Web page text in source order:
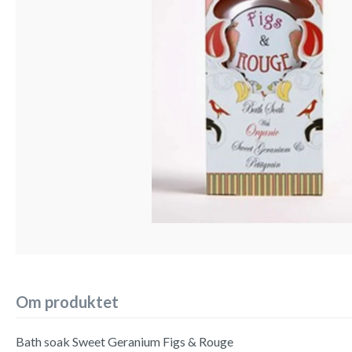
Om produktet
Bath soak Sweet Geranium Figs & Rouge